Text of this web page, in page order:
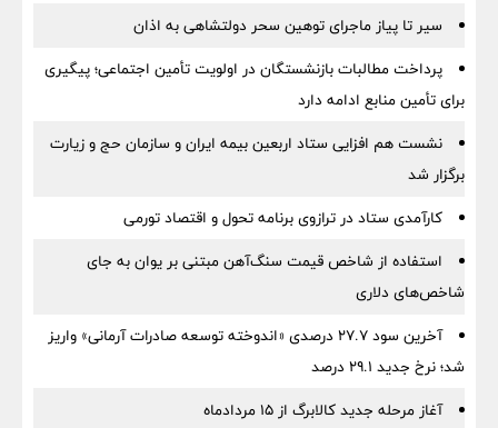
سیر تا پیاز ماجرای توهین سحر دولتشاهی به اذان
پرداخت مطالبات بازنشستگان در اولویت تأمین اجتماعی؛ پیگیری
برای تأمین منابع ادامه دارد
نشست هم افزایی ستاد اربعین بیمه ایران و سازمان حج و زیارت
برگزار شد
کارآمدی ستاد در ترازوی برنامه تحول و اقتصاد تورمی
استفاده از شاخص قیمت سنگ‌آهن مبتنی بر یوان به جای
شاخص‌های دلاری
آخرین سود ۲۷.۷ درصدی «اندوخته توسعه صادرات آرمانی» واریز
شد؛ نرخ جدید ۲۹.۱ درصد
آغاز مرحله جدید کالابرگ از ۱۵ مردادماه